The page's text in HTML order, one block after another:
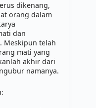
dikenang,
orang dalam
dan
Meskipun telah
mati yang
akhir dari